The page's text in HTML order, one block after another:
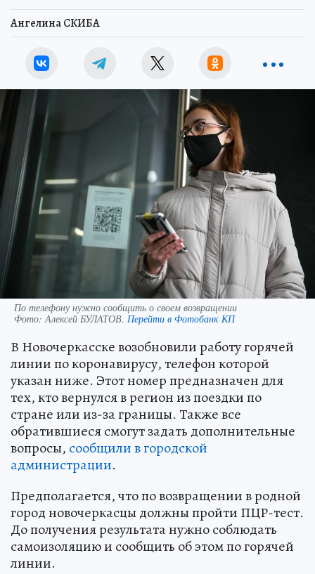
Ангелина СКИБА
По телефону нужно сообщить о своем возвращении
Фото:Алексей БУЛАТОВ. Перейти в Фотобанк КП
В Новочеркасске возобновили работу горячей
линии по коронавирусу, телефон которой
указан ниже. Этот номер предназначен для
тех, кто вернулся в регион из поездки по
стране или из-за границы. Также все
обратившиеся смогут задать дополнительные
вопросы, сообщили в городской
администрации.
Предполагается, что по возвращении в родной
город новочеркасцы должны пройти ПЦР-тест.
До получения результата нужно соблюдать
самоизоляцию и сообщить об этом по горячей
линии.